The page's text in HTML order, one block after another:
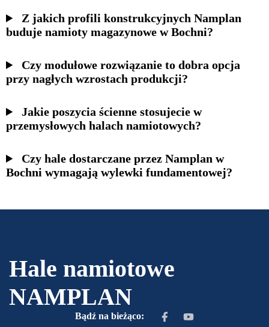
Z jakich profili konstrukcyjnych Namplan
buduje namioty magazynowe w Bochni?
Czy modułowe rozwiązanie to dobra opcja
przy nagłych wzrostach produkcji?
Jakie poszycia ścienne stosujecie w
przemysłowych halach namiotowych?
Czy hale dostarczane przez Namplan w
Bochni wymagają wylewki fundamentowej?
Hale namiotowe
NAMPLAN
Bądź na bieżąco: